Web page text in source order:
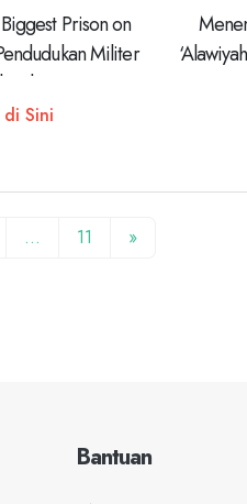
Prison on
Militer
Palestina
Sini
… 11 »
Bantuan